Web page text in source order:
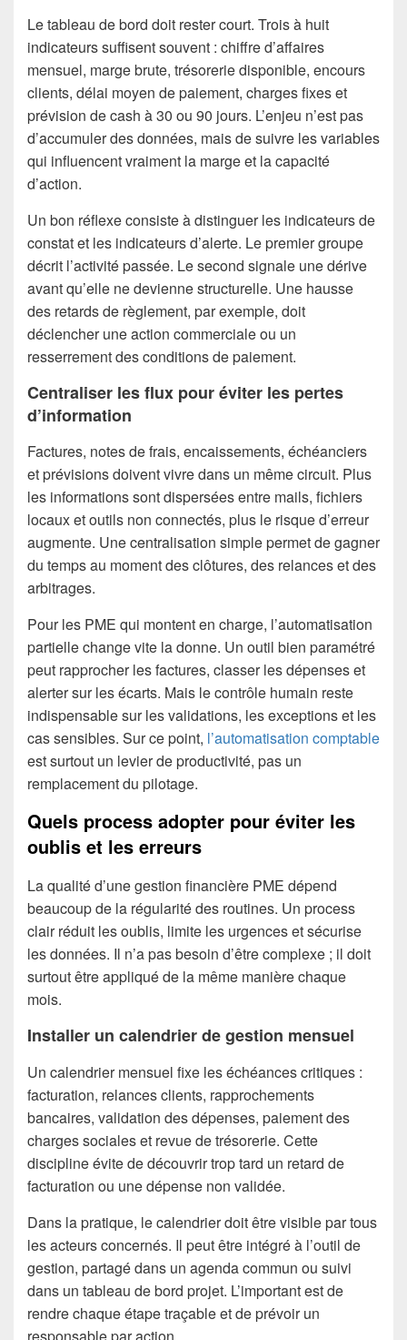
Le tableau de bord doit rester court. Trois à huit
indicateurs suffisent souvent : chiffre d’affaires
mensuel, marge brute, trésorerie disponible, encours
clients, délai moyen de paiement, charges fixes et
prévision de cash à 30 ou 90 jours. L’enjeu n’est pas
d’accumuler des données, mais de suivre les variables
qui influencent vraiment la marge et la capacité
d’action.
Un bon réflexe consiste à distinguer les indicateurs de
constat et les indicateurs d’alerte. Le premier groupe
décrit l’activité passée. Le second signale une dérive
avant qu’elle ne devienne structurelle. Une hausse
des retards de règlement, par exemple, doit
déclencher une action commerciale ou un
resserrement des conditions de paiement.
Centraliser les flux pour éviter les pertes
d’information
Factures, notes de frais, encaissements, échéanciers
et prévisions doivent vivre dans un même circuit. Plus
les informations sont dispersées entre mails, fichiers
locaux et outils non connectés, plus le risque d’erreur
augmente. Une centralisation simple permet de gagner
du temps au moment des clôtures, des relances et des
arbitrages.
Pour les PME qui montent en charge, l’automatisation
partielle change vite la donne. Un outil bien paramétré
peut rapprocher les factures, classer les dépenses et
alerter sur les écarts. Mais le contrôle humain reste
indispensable sur les validations, les exceptions et les
cas sensibles. Sur ce point, l’automatisation comptable
est surtout un levier de productivité, pas un
remplacement du pilotage.
Quels process adopter pour éviter les
oublis et les erreurs
La qualité d’une gestion financière PME dépend
beaucoup de la régularité des routines. Un process
clair réduit les oublis, limite les urgences et sécurise
les données. Il n’a pas besoin d’être complexe ; il doit
surtout être appliqué de la même manière chaque
mois.
Installer un calendrier de gestion mensuel
Un calendrier mensuel fixe les échéances critiques :
facturation, relances clients, rapprochements
bancaires, validation des dépenses, paiement des
charges sociales et revue de trésorerie. Cette
discipline évite de découvrir trop tard un retard de
facturation ou une dépense non validée.
Dans la pratique, le calendrier doit être visible par tous
les acteurs concernés. Il peut être intégré à l’outil de
gestion, partagé dans un agenda commun ou suivi
dans un tableau de bord projet. L’important est de
rendre chaque étape traçable et de prévoir un